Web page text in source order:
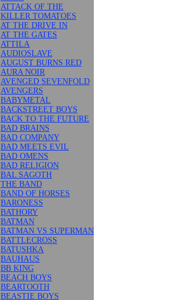
ATTACK OF THE
KILLER TOMATOES
AT THE DRIVE IN
AT THE GATES
ATTILA
AUDIOSLAVE
AUGUST BURNS RED
AURA NOIR
AVENGED SEVENFOLD
AVENGERS
BABYMETAL
BACKSTREET BOYS
BACK TO THE FUTURE
BAD BRAINS
BAD COMPANY
BAD MEETS EVIL
BAD OMENS
BAD RELIGION
BAL SAGOTH
THE BAND
BAND OF HORSES
BARONESS
BATHORY
BATMAN
BATMAN VS SUPERMAN
BATTLECROSS
BATUSHKA
BAUHAUS
BB KING
BEACH BOYS
BEARTOOTH
BEASTIE BOYS